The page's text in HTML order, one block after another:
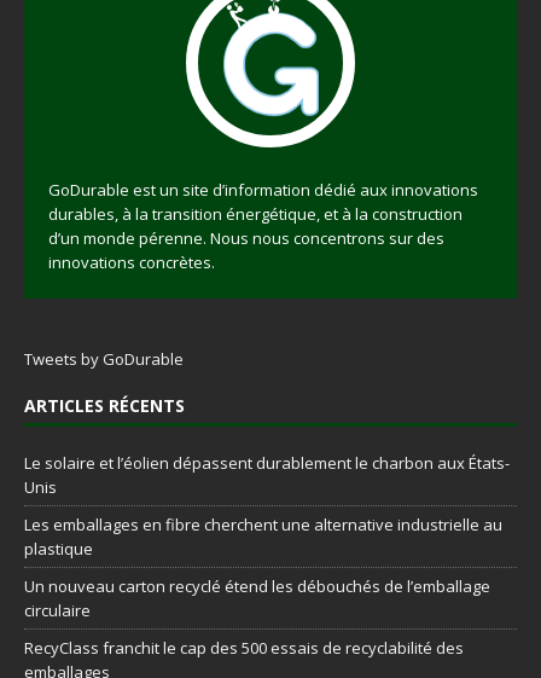
GoDurable est un site d’information dédié aux innovations
durables, à la transition énergétique, et à la construction
d’un monde pérenne. Nous nous concentrons sur des
innovations concrètes.
Tweets by GoDurable
ARTICLES RÉCENTS
Le solaire et l’éolien dépassent durablement le charbon aux États-
Unis
Les emballages en fibre cherchent une alternative industrielle au
plastique
Un nouveau carton recyclé étend les débouchés de l’emballage
circulaire
RecyClass franchit le cap des 500 essais de recyclabilité des
emballages